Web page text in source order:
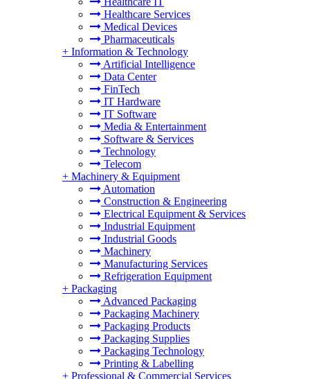
Healthcare Services
Medical Devices
Pharmaceuticals
+ Information & Technology
Artificial Intelligence
Data Center
FinTech
IT Hardware
IT Software
Media & Entertainment
Software & Services
Technology
Telecom
+ Machinery & Equipment
Automation
Construction & Engineering
Electrical Equipment & Services
Industrial Equipment
Industrial Goods
Machinery
Manufacturing Services
Refrigeration Equipment
+ Packaging
Advanced Packaging
Packaging Machinery
Packaging Products
Packaging Supplies
Packaging Technology
Printing & Labelling
+ Professional & Commercial Services